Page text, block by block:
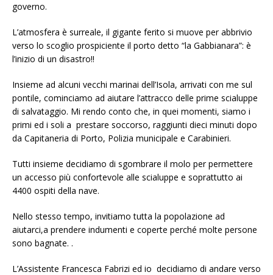
governo.
L’atmosfera è surreale, il gigante ferito si muove per abbrivio
verso lo scoglio prospiciente il porto detto “la Gabbianara”: è
l’inizio di un disastro!!
Insieme ad alcuni vecchi marinai dell’Isola, arrivati con me sul
pontile, cominciamo ad aiutare l’attracco delle prime scialuppe
di salvataggio. Mi rendo conto che, in quei momenti, siamo i
primi ed i soli a prestare soccorso, raggiunti dieci minuti dopo
da Capitaneria di Porto, Polizia municipale e Carabinieri.
Tutti insieme decidiamo di sgombrare il molo per permettere
un accesso più confortevole alle scialuppe e soprattutto ai
4400 ospiti della nave.
Nello stesso tempo, invitiamo tutta la popolazione ad
aiutarci,a prendere indumenti e coperte perché molte persone
sono bagnate. .
L’Assistente Francesca Fabrizi ed io decidiamo di andare verso